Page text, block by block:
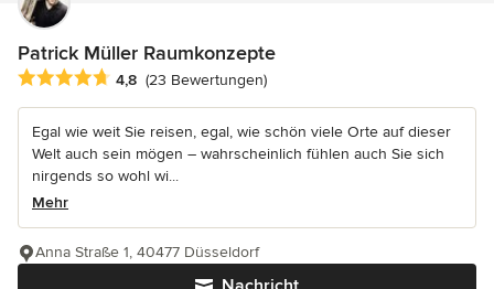
Patrick Müller Raumkonzepte
Durchschnittliche Bewertung: 4.8 von 5 Sternen
4,8 (23 Bewertungen)
Egal wie weit Sie reisen, egal, wie schön viele Orte auf dieser
Welt auch sein mögen – wahrscheinlich fühlen auch Sie sich
nirgends so wohl wi...
Mehr
Anna Straße 1, 40477 Düsseldorf